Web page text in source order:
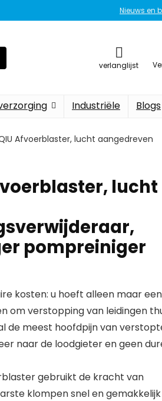
Nieuws en
verlanglijst
Industriële Blogs
Afvoerblaster, lucht aangedreven
lucht
pompreiniger
kosten: u hoeft alleen maar een
om verstopping van leidingen
de meest hoofdpijn van
naar de loodgieter en geen
gebruikt de kracht van
klompen snel en